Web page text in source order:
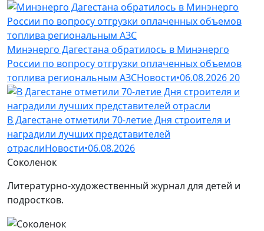
Минэнерго Дагестана обратилось в Минэнерго
России по вопросу отгрузки оплаченных объемов
топлива региональным АЗСНовости•06.08.202620
В Дагестане отметили 70-летие Дня строителя и
наградили лучших представителей
отраслиНовости•06.08.2026
Соколенок
Литературно-художественный журнал для детей и
подростков.